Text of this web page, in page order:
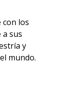
con los
sus
y
mundo.